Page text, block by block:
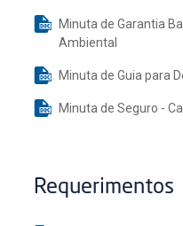
Minuta de Garantia
Ambiental
Minuta de Guia para
Minuta de Seguro -
Requerimentos